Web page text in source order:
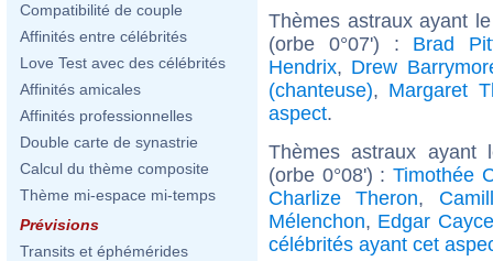
Compatibilité de couple
Affinités entre célébrités
Love Test avec des célébrités
Affinités amicales
Affinités professionnelles
Double carte de synastrie
Calcul du thème composite
Thème mi-espace mi-temps
Prévisions
Transits et éphémérides
Thèmes astraux ayant
(orbe 0°07') : Brad
Hendrix, Drew
(chanteuse), Margaret
aspect.
Thèmes astraux ayant
(orbe 0°08') : Timothée
Charlize Theron,
Mélenchon, Edgar Cayce
célébrités ayant cet